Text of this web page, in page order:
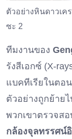
ตัวอย่างหินดาวเค
ซะ 2
ทีมงานของ
รังสีเอกซ์ (X-
แบคทีเรียในตอ
ตัวอย่างถูกย้าย
พวกเขาตรวจส
กล้องจุลทรรศน์